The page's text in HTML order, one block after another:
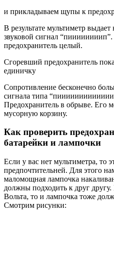
и прикладываем щупы к
В результате мультиметр
звуковой сигнал “пиииииииип”.
предохранитель целый.
Сгоревший предохранитель
единичку
Сопротивление бесконечно
сигнала типа
Предохранитель в обрыве. Его
мусорную корзину.
Как проверить
батарейки и лампочки
Если у вас нет мультиметра, то
предпочтительней. Для этого
маломощная лампочка
должны подходить к друг другу.
Вольта, то и лампочка тоже
Смотрим рисунки: